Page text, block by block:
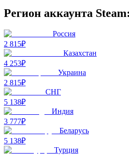
Регион аккаунта Steam:
Россия
2 815₽
Казахстан
4 253₽
Украина
2 815₽
СНГ
5 138₽
Индия
3 777₽
Беларусь
5 138₽
Турция